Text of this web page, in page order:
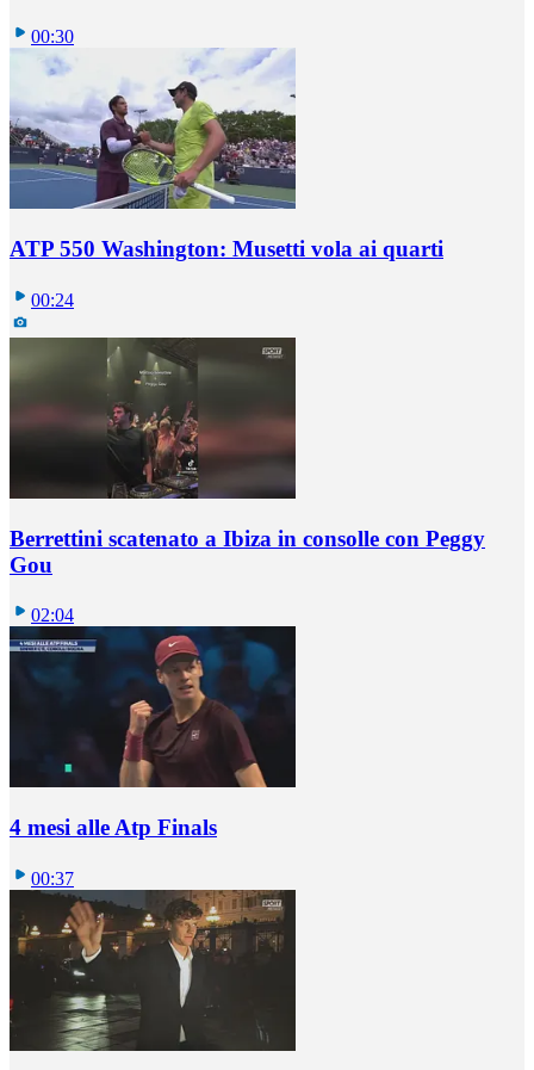
00:30
ATP 550 Washington: Musetti vola ai quarti
00:24
Berrettini scatenato a Ibiza in consolle con Peggy
Gou
02:04
4 mesi alle Atp Finals
00:37